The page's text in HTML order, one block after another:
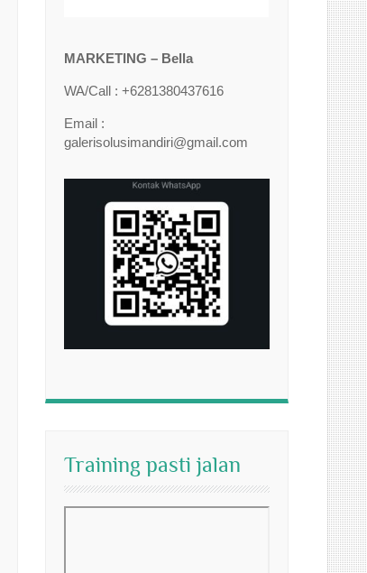
MARKETING – Bella
WA/Call : +6281380437616
Email :
galerisolusimandiri@gmail.com
Training pasti jalan